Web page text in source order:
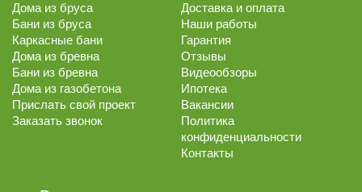
Дома из бруса
Бани из бруса
Каркасные бани
Дома из бревна
Бани из бревна
Дома из газобетона
Прислать свой проект
Заказать звонок
Доставка и оплата
Наши работы
Гарантия
Отзывы
Видеообзоры
Ипотека
Вакансии
Политика
конфиденциальности
Контакты